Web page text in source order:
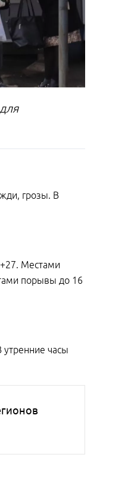
грозы. В
+27. Местами
порывы до 16
часы